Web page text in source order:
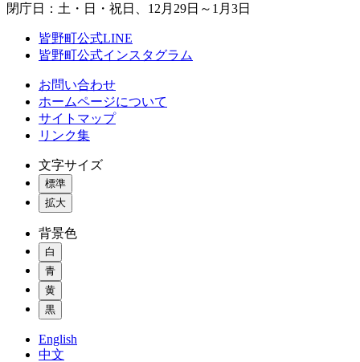
閉庁日：土・日・祝日、12月29日～1月3日
皆野町公式LINE
皆野町公式インスタグラム
お問い合わせ
ホームページについて
サイトマップ
リンク集
文字サイズ
標準
拡大
背景色
白
青
黄
黒
English
中文